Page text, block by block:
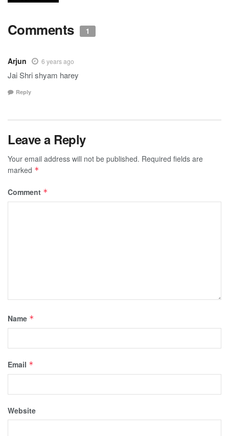
Comments 1
Arjun 6 years ago
Jai Shri shyam harey
Reply
Leave a Reply
Your email address will not be published. Required fields are
marked *
Comment *
Name *
Email *
Website